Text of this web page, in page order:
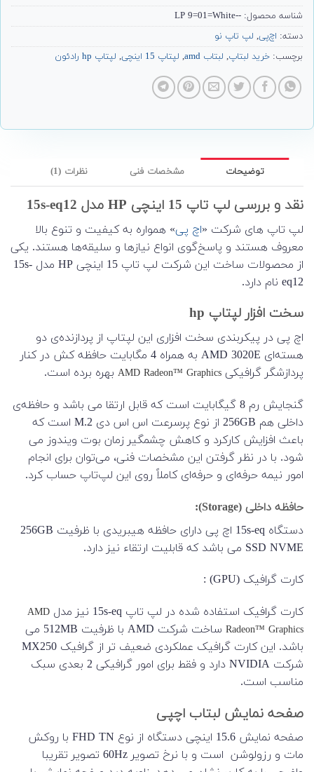
شناسه محصول: --LP 9=01=White
دسته: اچ‌پی, لپ تاپ نو
برچسب: خرید لبتاپ, لبتاب amd , لپتاپ 15 اینچی , لپتاپ hp رادئون
توضیحات مشخصات فنی نظرات (1)
نقد و بررسی لپ تاپ 15 اینچی HP مدل 15s-eq12
لپ ‌تاپ‌ های شرکت «اچ ‌پی» همواره به کیفیت و تنوع بالا
معروف هستند و پاسخ‌گوی انواع نیازها و سلیقه‌ها هستند. یکی
از محصولات ساخت این شرکت لپ تاپ 15 اینچی HP مدل 15s-
eq12 نام دارد.
سخت افزار لپتاپ hp
اچ ‌پی در پیکربندی سخت‌ افزاری این لپتاپ از پردازنده‌‌ی دو
هسته‌ای AMD 3020E به همراه 4 مگابایت حافظه کش در کنار
پردازشگر گرافیکی AMD Radeon™ Graphics بهره برده است.
گنجایش رم 8 گیگابایت است که قابل ارتقا می باشد و حافظه‌ی
داخلی هم 256GB از نوع پرسرعت اس اس دی M.2 است که
باعث افزایش کارکرد و کاهش چشمگیر زمان بوت ویندوز می
شود. با در نظر گرفتن این مشخصات فنی، می‌توان برای انجام
امور نیمه‌ حرفه‌ای و حرفه‌ای کاملاً روی این لپ‌تاپ حساب کرد.
حافظه داخلی (Storage)
:
دستگاه 15s-eq اچ پی دارای حافظه هیبریدی با ظرفیت 256GB
SSD NVME می باشد که قابلیت ارتقاء نیز دارد.
کارت گرافیک (GPU) :
کارت گرافیک استفاده شده در لپ تاپ 15s-eq نیز مدل
AMD
Radeon™ Graphics
ساخت شرکت AMD با ظرفیت 512MB می
باشد. این کارت گرافیک عملکردی ضعیف تر از گرافیک MX250
شرکت NVIDIA دارد و فقط برای امور گرافیکی 2 بعدی سبک
مناسب است.
صفحه نمایش لبتاب اچپی
صفحه نمایش 15.6 اینچی دستگاه از نوع FHD TN با روکش
مات و رزولوشن است و با نرخ تصویر 60Hz تصویر تقریبا